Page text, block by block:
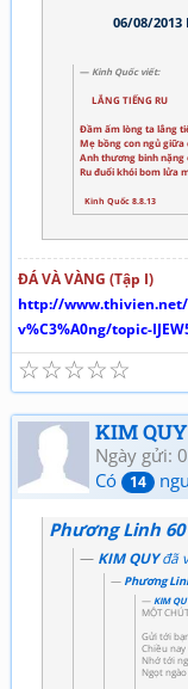
06/08/2013
Kinh Quốc viết:
LẮNG TIẾNG RU
Đầm ấm lòng ta lắng
Mẹ bồng con ngủ giữa
Anh thương binh nặng
Ru đuổi khói bom lửa
Kinh Quốc 8.8.13
ĐÁ VÀ VÀNG (Tập I)
http://www.thivien.net/
v%C3%A0ng/topic-
☆
☆
☆
☆
☆
KIM QUY
Ngày gửi:
Có
14
Phương Linh 60
KIM QUYđã
Phương
KIM
MỘT
Gửi tới
Chiều
Nhớ tới
Ngọt